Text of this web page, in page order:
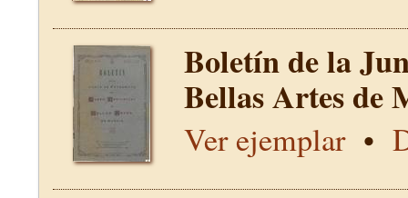
Boletín de la
Bellas Artes
Ver ejemplar•